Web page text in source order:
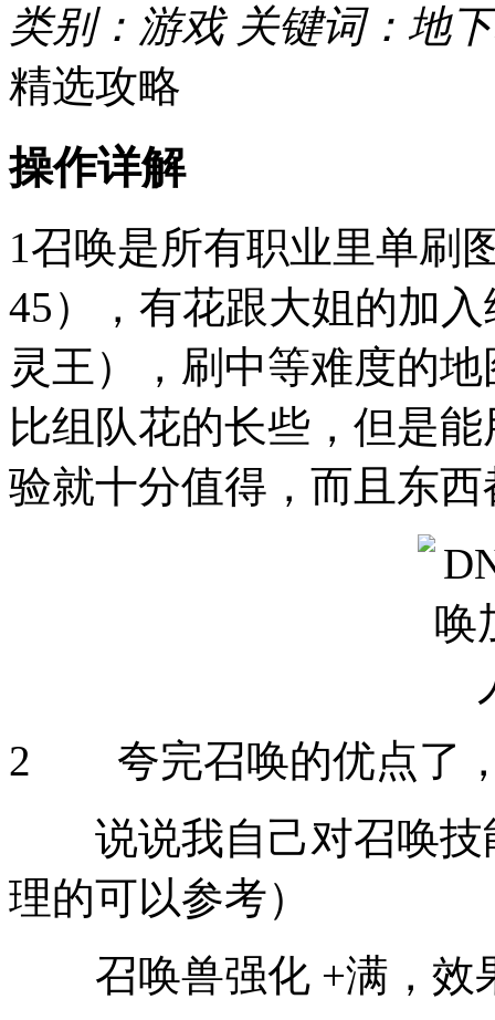
类别：游戏 关键词：地
精选攻略
操作详解
1召唤是所有职业里单刷
45），有花跟大姐的加
灵王），刷中等难度的
比组队花的长些，但是
验就十分值得，而且东
2 夸完召唤的优点了
说说我自己对召唤技
理的可以参考）
召唤兽强化 +满，效